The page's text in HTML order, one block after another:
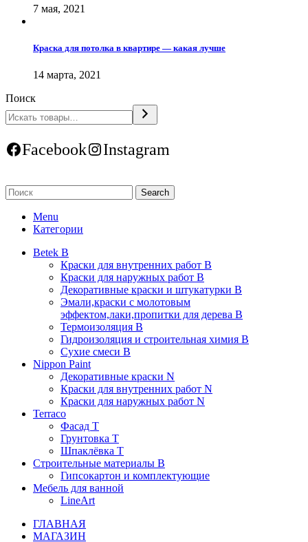
7 мая, 2021
Краска для потолка в квартире — какая лучше
14 марта, 2021
Поиск
Facebook Instagram
Search
Menu
Категории
Betek B
Краски для внутренних работ B
Краски для наружных работ B
Декоративные краски и штукатурки В
Эмали,краски с молотовым
эффектом,лаки,пропитки для дерева В
Термоизоляция В
Гидроизоляция и строительная химия В
Сухие смеси B
Nippon Paint
Декоративные краски N
Краски для внутренних работ N
Краски для наружных работ N
Terraco
Фасад Т
Грунтовка T
Шпаклёвка T
Строительные материалы В
Гипсокартон и комплектующие
Мебель для ванной
LineArt
ГЛАВНАЯ
МАГАЗИН